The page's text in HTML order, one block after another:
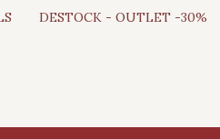
DESTOCK - OUTLET -30%